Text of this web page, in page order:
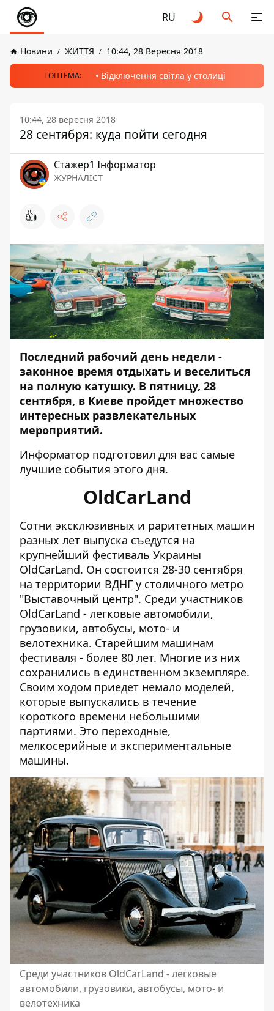
RU
Новини ЖИТТЯ 10:44, 28 Вересня 2018
ТОПТЕМА: Відключення світла у столиці
10:44, 28 вересня 2018
28 сентября: куда пойти сегодня
Стажер1 Інформатор
ЖУРНАЛІСТ
👍
Последний рабочий день недели -
законное время отдыхать и веселиться
на полную катушку. В пятницу, 28
сентября, в Киеве пройдет множество
интересных развлекательных
мероприятий.
Информатор подготовил для вас самые
лучшие события этого дня.
OldCarLand
Сотни эксклюзивных и раритетных машин
разных лет выпуска съедутся на
крупнейший фестиваль Украины
OldCarLand. Он состоится 28-30 сентября
на территории ВДНГ у столичного метро
"Выставочный центр". Среди участников
OldCarLand - легковые автомобили,
грузовики, автобусы, мото- и
велотехника. Старейшим машинам
фестиваля - более 80 лет. Многие из них
сохранились в единственном экземпляре.
Своим ходом приедет немало моделей,
которые выпускались в течение
короткого времени небольшими
партиями. Это переходные,
мелкосерийные и экспериментальные
машины.
Среди участников OldCarLand - легковые
автомобили, грузовики, автобусы, мото- и
велотехника